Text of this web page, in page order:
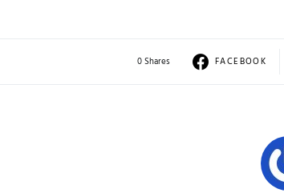
0 Shares FACEBOOK